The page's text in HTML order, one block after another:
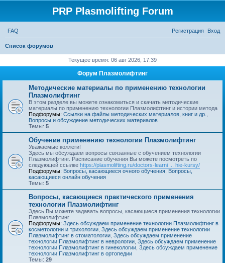
PRP Plasmolifting Forum
FAQ Вход
Регистрация
Список форумов
с
Текущее время: 06 авг 2026, 17:39
Форум Плазмолифтинг
Методические материалы по применению технологии
Плазмолифтинг
В этом разделе вы можете ознакомиться и скачать методические
материалы по применению технологии Плазмолифтинг и истории метода
Подфорумы: Ссылки на файлы методических материалов, книг и др.
Вопросы и обсуждение методических материалов
Темы: 5
Обучение применению технологии Плазмолифтинг
Уважаемые коллеги!
Здесь мы обсуждаем вопросы связанные с обучением технологии
Плазмолифтинг. Расписание обучения Вы можете посмотреть по
следующей ссылке https://plasmolifting.ru/doctors-learni ... hie-kursy/
Подфорумы: Вопросы, касающиеся очного обучения Вопросы,
касающиеся онлайн обучения
Темы: 5
Вопросы, касающиеся практического применения
технологии Плазмолифтинг
Здесь Вы можете задавать вопросы, касающиеся применения технологии
Плазмолифтинг
Подфорумы: Здесь обсуждаем применение технологии Плазмолифтинг в
косметологии и трихологии Здесь обсуждаем применение технологии
Плазмолифтинг в стоматологии Здесь обсуждаем применение
технологии Плазмолифтинг в неврологии Здесь обсуждаем применение
технологии Плазмолифтинг в гинекологии Здесь обсуждаем применение
технологии Плазмолифтинг в ортопедии
Темы: 29